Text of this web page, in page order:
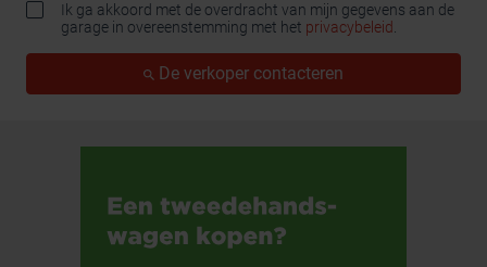
Ik ga akkoord met de overdracht van mijn gegevens aan de
garage in overeenstemming met het privacybeleid.
De verkoper contacteren